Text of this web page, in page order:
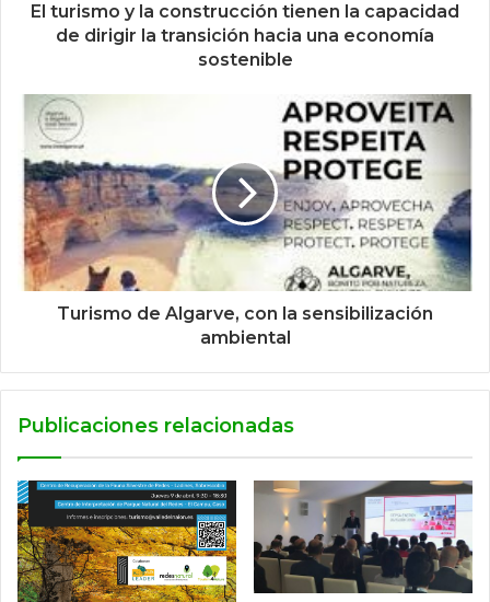
El turismo y la construcción tienen la capacidad
de dirigir la transición hacia una economía
sostenible
Turismo de Algarve, con la sensibilización
ambiental
Publicaciones relacionadas